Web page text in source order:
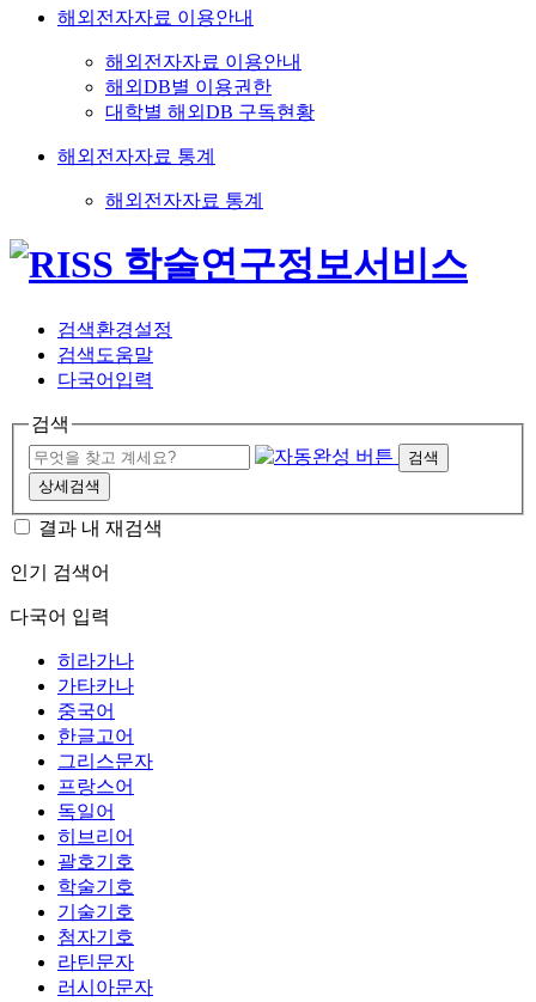
해외전자자료 이용안내
해외전자자료 이용안내
해외DB별 이용권한
대학별 해외DB 구독현황
해외전자자료 통계
해외전자자료 통계
검색환경설정
검색도움말
다국어입력
검색
검색
상세검색
결과 내 재검색
인기 검색어
다국어 입력
히라가나
가타카나
중국어
한글고어
그리스문자
프랑스어
독일어
히브리어
괄호기호
학술기호
기술기호
첨자기호
라틴문자
러시아문자